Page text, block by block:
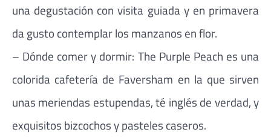
una degustación con visita guiada y en primavera
da gusto contemplar los manzanos en flor.
– Dónde comer y dormir: The Purple Peach es una
colorida cafetería de Faversham en la que sirven
unas meriendas estupendas, té inglés de verdad, y
exquisitos bizcochos y pasteles caseros.